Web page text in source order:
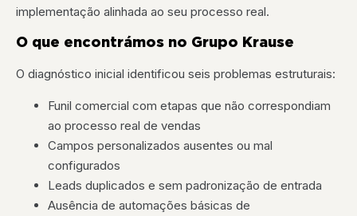
implementação alinhada ao seu processo real.
O que encontrámos no Grupo Krause
O diagnóstico inicial identificou seis problemas estruturais:
Funil comercial com etapas que não correspondiam
ao processo real de vendas
Campos personalizados ausentes ou mal
configurados
Leads duplicados e sem padronização de entrada
Ausência de automações básicas de